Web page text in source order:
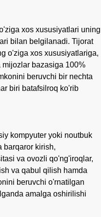
xos xususiyatlari uning
bilan belgilanadi. Tijorat
o'ziga xos xususiyatlariga,
mijozlar bazasiga 100%
beruvchi bir nechta
biri batafsilroq ko'rib
kompyuter yoki noutbuk
barqaror kirish,
va ovozli qo'ng'iroqlar,
va qabul qilish hamda
beruvchi o'rnatilgan
amalga oshirilishi